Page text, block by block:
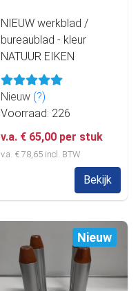
NIEUW werkblad /
bureaublad - kleur
NATUUR EIKEN
Nieuw (?)
Voorraad: 226
v.a. € 65,00 per stuk
v.a. € 78,65 incl. BTW
Bekijk
Nieuw